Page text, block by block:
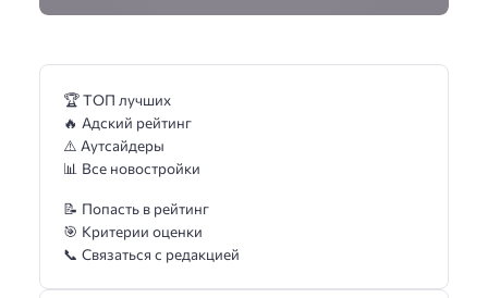
🏆 ТОП лучших
🔥 Адский рейтинг
⚠️ Аутсайдеры
📊 Все новостройки
📝 Попасть в рейтинг
🎯 Критерии оценки
📞 Связаться с редакцией